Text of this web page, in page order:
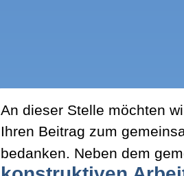
An dieser Stelle möchten
Ihren Beitrag zum
bedanken. Neben dem